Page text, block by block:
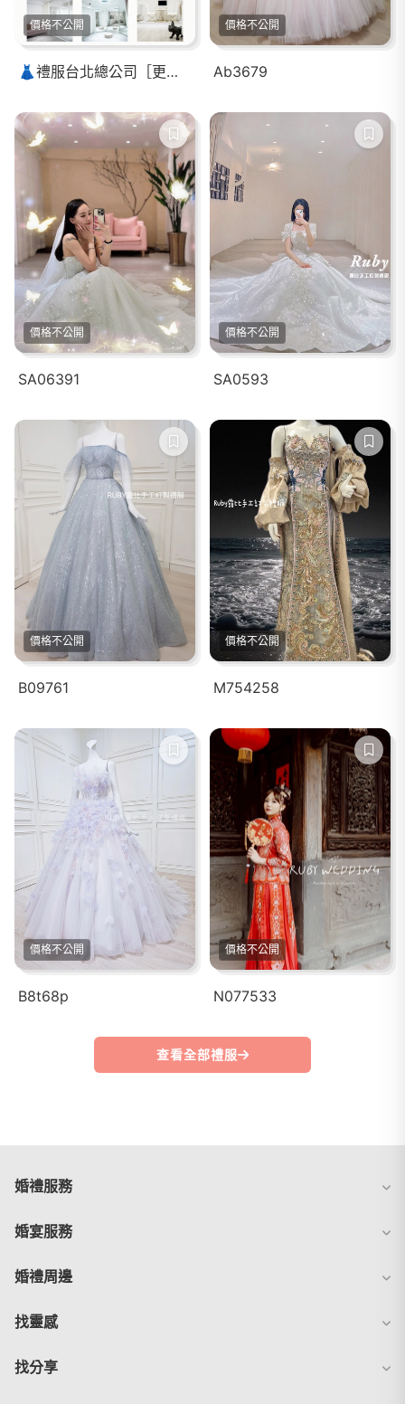
價格不公開
👗禮服台北總公司［更衣間］
價格不公開
Ab3679
價格不公開
SA06391
價格不公開
SA0593
價格不公開
B09761
價格不公開
M754258
價格不公開
B8t68p
價格不公開
N077533
查看全部禮服
婚禮服務
婚宴服務
婚禮周邊
找靈感
找分享